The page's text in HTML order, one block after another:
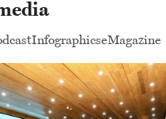
InfographicseMagazine